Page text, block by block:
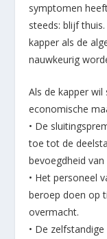
symptomen
steeds: blijf
kapper als de
nauwkeurig
Als de kapper
economische
• De
toe tot de
bevoegdheid
• Het personeel
beroep doen op
overmacht.
• De